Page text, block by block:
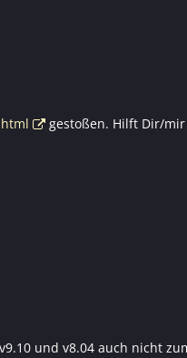
gestoßen. Hilft Dir/
und v8.04 auch nicht